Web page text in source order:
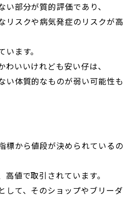
部分が質的評価であり、
リスクや病気発症のリスクが高
ます。
いいけれども安い仔は、
い体質的なものが弱い可能性も
標から値段が決められているの
値で取引されています。
して、そのショップやブリーダ